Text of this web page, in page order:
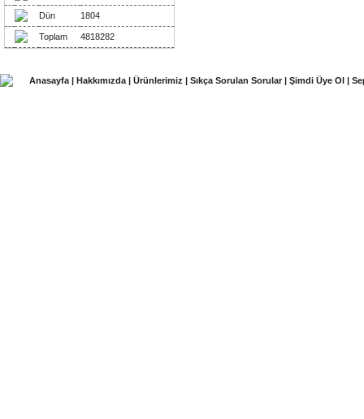
Dün 1804
Toplam 4818282
Anasayfa | Hakkımızda | Ürünlerimiz | Sıkça Sorulan Sorular | Şimdi Üye Ol |